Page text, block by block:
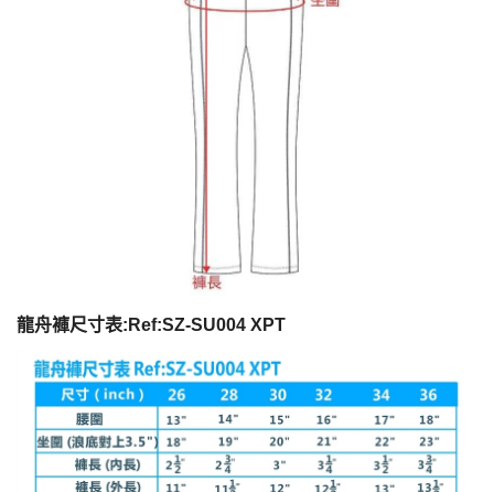
龍舟褲尺寸表:Ref:SZ-SU004 XPT